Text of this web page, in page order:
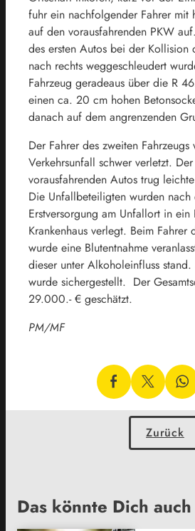
fuhr ein nachfolgender Fahrer mit
auf den vorausfahrenden PKW
des ersten Autos bei der Kollision
nach rechts weggeschleudert
Fahrzeug geradeaus über die R
einen ca. 20 cm hohen
danach auf dem angrenzenden
Der Fahrer des zweiten
Verkehrsunfall schwer verletzt.
vorausfahrenden Autos trug
Die Unfallbeteiligten wurden
Erstversorgung am Unfallort in ein
Krankenhaus verlegt. Beim Fahrer
wurde eine Blutentnahme
dieser unter Alkoholeinfluss stand.
wurde sichergestellt. Der
29.000.- € geschätzt.
PM/MF
Zurück
Das könnte Dich